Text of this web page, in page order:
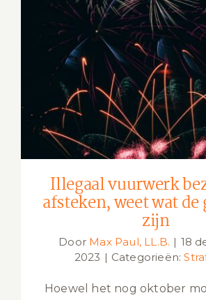
Illegaal vuurwerk
afsteken, weet wat de
Illegaal vuurwerk
afsteken, weet wat de
zijn
Door Max Paul, LL.B. | 18
2023 | Categorieën:
Hoewel het nog oktober